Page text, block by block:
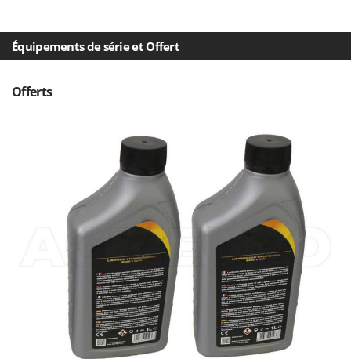
Trotec
Verdemax
Vesco
Waldner
Weber
WIDU
Wiper EcoRobot
Équipements de série et Offert
Offerts